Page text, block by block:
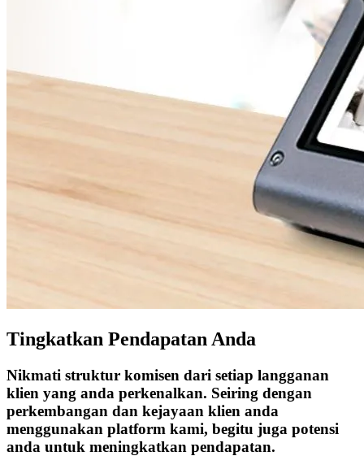
Tingkatkan Pendapatan Anda
Nikmati struktur komisen dari setiap langganan
klien yang anda perkenalkan. Seiring dengan
perkembangan dan kejayaan klien anda
menggunakan platform kami, begitu juga potensi
anda untuk meningkatkan pendapatan.